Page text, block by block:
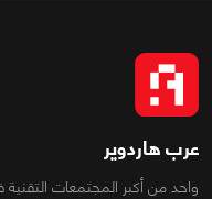
عرب هاردوير
واحد من أكبر المجتمعات